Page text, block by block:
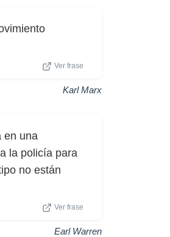
Ver frase
Karl Marx
en una
la policía para
no están
Ver frase
Earl Warren